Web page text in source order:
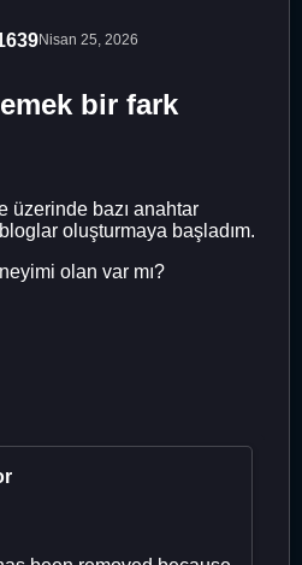
Nisan 25, 2026
bir fark
üzerinde bazı anahtar
oluşturmaya başladım.
olan var mı?